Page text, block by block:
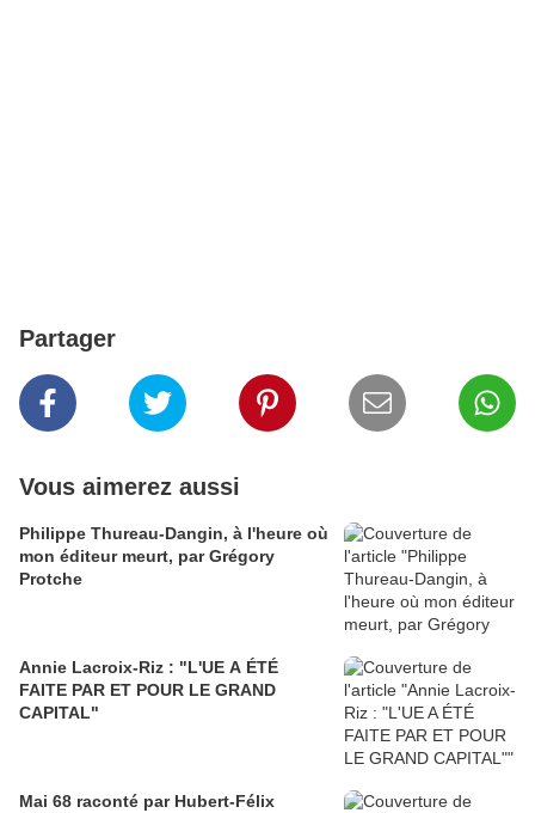
Partager
Vous aimerez aussi
Philippe Thureau-Dangin, à l'heure où
mon éditeur meurt, par Grégory
Protche
Annie Lacroix-Riz : "L'UE A ÉTÉ
FAITE PAR ET POUR LE GRAND
CAPITAL"
Mai 68 raconté par Hubert-Félix